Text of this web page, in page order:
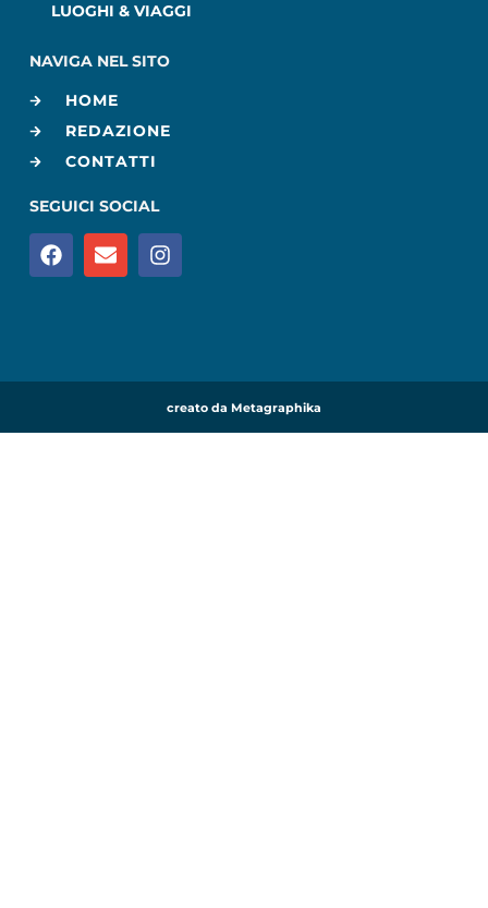
LUOGHI & VIAGGI
NAVIGA NEL SITO
HOME
REDAZIONE
CONTATTI
SEGUICI SOCIAL
creato da Metagraphika